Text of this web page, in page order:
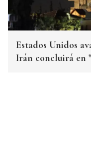
Estados Unidos
Irán concluirá en